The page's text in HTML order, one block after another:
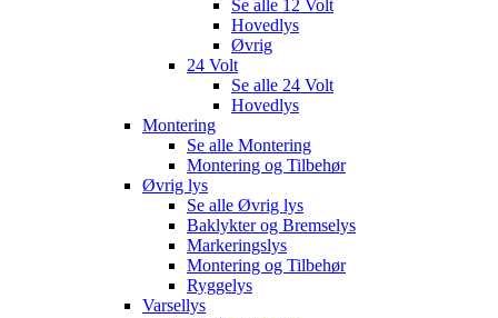
Se alle 12 Volt
Hovedlys
Øvrig
24 Volt
Se alle 24 Volt
Hovedlys
Montering
Se alle Montering
Montering og Tilbehør
Øvrig lys
Se alle Øvrig lys
Baklykter og Bremselys
Markeringslys
Montering og Tilbehør
Ryggelys
Varsellys